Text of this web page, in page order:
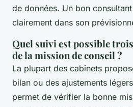
de données. Un bon
clairement dans son
Quel suivi est possible
de la mission de conseil ?
La plupart des cabinets
bilan ou des ajustements
permet de vérifier la bonne